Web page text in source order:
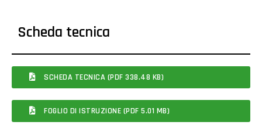
Scheda tecnica
SCHEDA TECNICA (PDF 338.48 KB)
FOGLIO DI ISTRUZIONE (PDF 5.01 MB)